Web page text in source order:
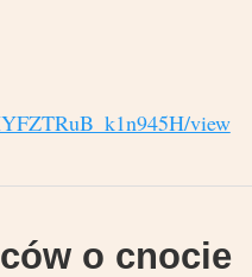
view
o cnocie